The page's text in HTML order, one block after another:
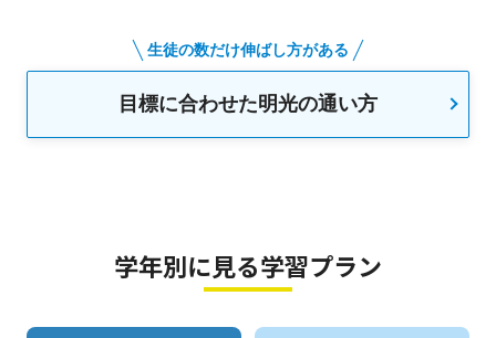
生徒の数だけ伸ばし方がある
目標に合わせた明光の通い方
学年別に見る学習プラン